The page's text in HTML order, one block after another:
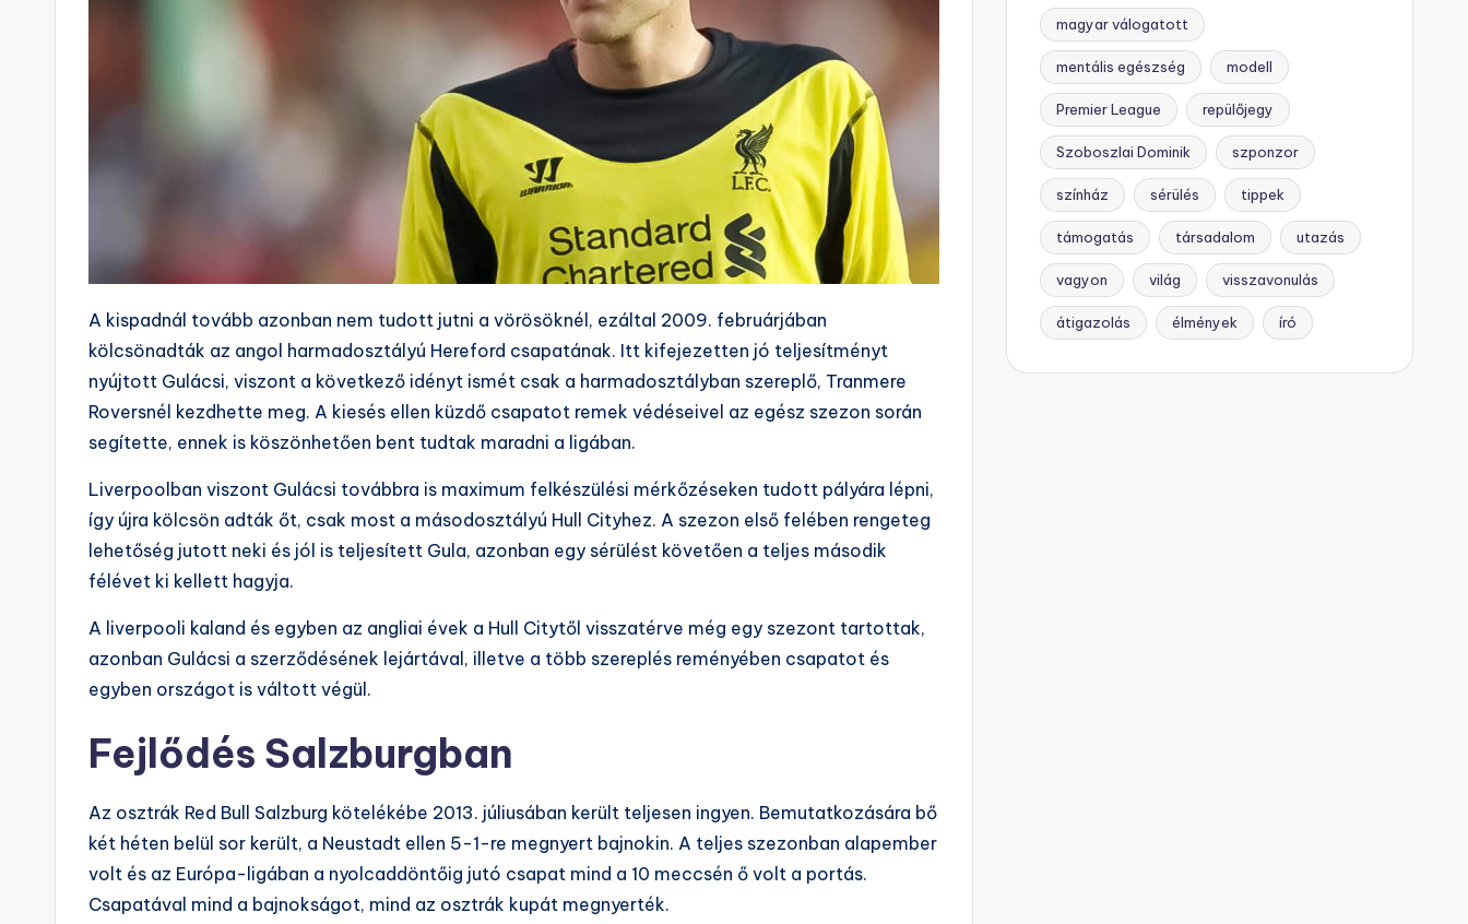
A kispadnál tovább azonban nem tudott jutni a vörösöknél, ezáltal 2009. februárjában
kölcsönadták az angol harmadosztályú Hereford csapatának. Itt kifejezetten jó teljesítményt
nyújtott Gulácsi, viszont a következő idényt ismét csak a harmadosztályban szereplő, Tranmere
Roversnél kezdhette meg. A kiesés ellen küzdő csapatot remek védéseivel az egész szezon során
segítette, ennek is köszönhetően bent tudtak maradni a ligában.
Liverpoolban viszont Gulácsi továbbra is maximum felkészülési mérkőzéseken tudott pályára lépni,
így újra kölcsön adták őt, csak most a másodosztályú Hull Cityhez. A szezon első felében rengeteg
lehetőség jutott neki és jól is teljesített Gula, azonban egy sérülést követően a teljes második
félévet ki kellett hagyja.
A liverpooli kaland és egyben az angliai évek a Hull Citytől visszatérve még egy szezont tartottak,
azonban Gulácsi a szerződésének lejártával, illetve a több szereplés reményében csapatot és
egyben országot is váltott végül.
Fejlődés Salzburgban
Az osztrák Red Bull Salzburg kötelékébe 2013. júliusában került teljesen ingyen. Bemutatkozására bő
két héten belül sor került, a Neustadt ellen 5-1-re megnyert bajnokin. A teljes szezonban alapember
volt és az Európa-ligában a nyolcaddöntőig jutó csapat mind a 10 meccsén ő volt a portás.
Csapatával mind a bajnokságot, mind az osztrák kupát megnyerték.
magyar válogatott
mentális egészség modell
Premier League repülőjegy
Szoboszlai Dominik szponzor
színház sérülés tippek
támogatás társadalom utazás
vagyon világ visszavonulás
átigazolás élmények író